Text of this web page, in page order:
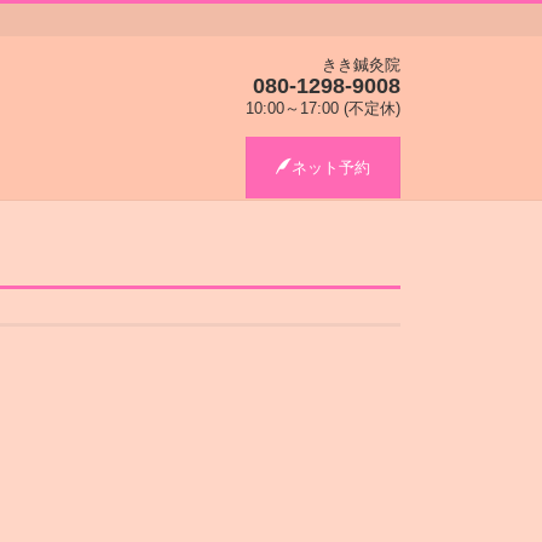
きき鍼灸院
080-1298-9008
10:00～17:00 (不定休)
ネット予約